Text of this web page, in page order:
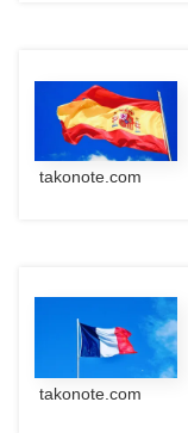
takonote.com
takonote.com